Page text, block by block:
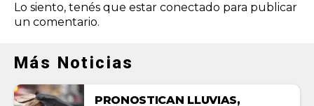
Lo siento, tenés que estar conectado para publicar
un comentario.
Más Noticias
PRONOSTICAN LLUVIAS,